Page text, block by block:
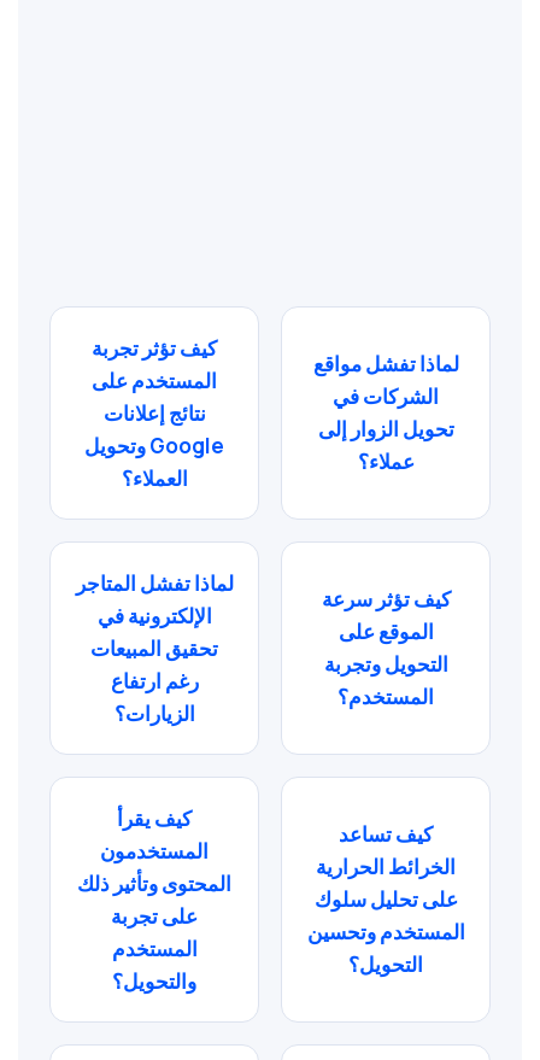
لماذا تفشل مواقع
الشركات في
تحويل الزوار إلى
عملاء؟
كيف تؤثر تجربة
المستخدم على
نتائج إعلانات
Google وتحويل
العملاء؟
كيف تؤثر سرعة
الموقع على
التحويل وتجربة
المستخدم؟
لماذا تفشل المتاجر
الإلكترونية في
تحقيق المبيعات
رغم ارتفاع
الزيارات؟
كيف تساعد
الخرائط الحرارية
على تحليل سلوك
المستخدم وتحسين
التحويل؟
كيف يقرأ
المستخدمون
المحتوى وتأثير ذلك
على تجربة
المستخدم
والتحويل؟